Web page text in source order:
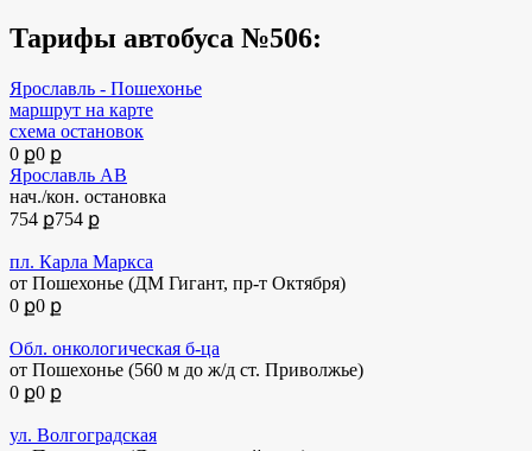
Тарифы автобуса №506:
Ярославль - Пошехонье
маршрут на карте
схема остановок
0 ք0 ք
Ярославль АВ
нач./кон. остановка
754 ք754 ք
пл. Карла Маркса
от Пошехонье (ДМ Гигант, пр-т Октября)
0 ք0 ք
Обл. онкологическая б-ца
от Пошехонье (560 м до ж/д ст. Приволжье)
0 ք0 ք
ул. Волгоградская